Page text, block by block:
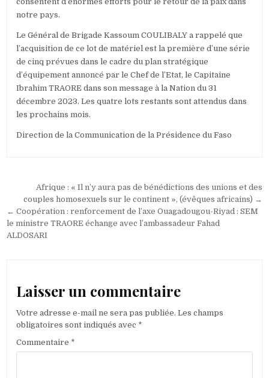
notre pays.
Le Général de Brigade Kassoum COULIBALY a rappelé que
l’acquisition de ce lot de matériel est la première d’une série
de cinq prévues dans le cadre du plan stratégique
d’équipement annoncé par le Chef de l’Etat, le Capitaine
Ibrahim TRAORE dans son message à la Nation du 31
décembre 2023. Les quatre lots restants sont attendus dans
les prochains mois.
Direction de la Communication de la Présidence du Faso
Navigation
de
l’article
Afrique : « Il n’y aura pas de bénédictions des unions et des
couples homosexuels sur le continent », (évêques africains) →
← Coopération : renforcement de l’axe Ouagadougou-Riyad : SEM
le ministre TRAORE échange avec l’ambassadeur Fahad
ALDOSARI
Laisser un commentaire
Votre adresse e-mail ne sera pas publiée. Les champs
obligatoires sont indiqués avec *
Commentaire *